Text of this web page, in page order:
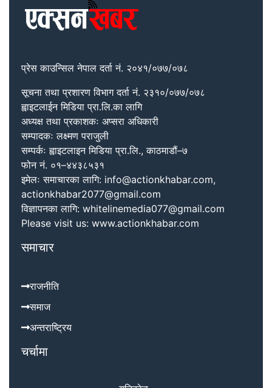
प्रेस काउन्सिल नेपाल दर्ता नं. २०४१/०७७/०७८
सूचना तथा प्रशारण विभाग दर्ता नं. २३१०/०७७/०७८
ह्वाइटलाईन मिडिया प्रा.लि.का लागि
अध्यक्ष तथा प्रकाशकः अप्सरा अधिकारी
सम्पादकः लक्ष्मण पराजुली
सम्पर्कः ह्वाइटलाइन मिडिया प्रा.लि., काठमाडौं–७
फोन नं. ०१–४४३८५३१
इमेलः समाचारका लागि: info@actionkhabar.com,
actionkhabar2077@gmail.com
विज्ञापनका लागि: whitelinemedia077@gmail.com
Please visit us: www.actionkhabar.com
समाचार
राजनीति
समाज
अन्तराष्ट्रिय
चर्चामा